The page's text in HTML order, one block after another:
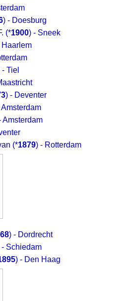
) - Doesburg
(*1900) - Sneek
Haarlem
- Tiel
) - Deventer
Amsterdam
Amsterdam
(*1879) - Rotterdam
) - Dordrecht
- Schiedam
) - Den Haag